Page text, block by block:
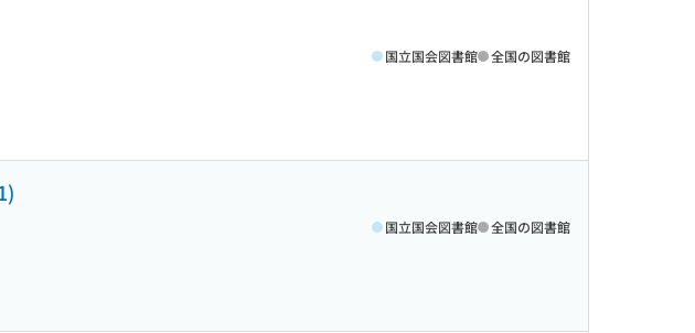
国立国会図書館 全国の図書館
国立国会図書館 全国の図書館